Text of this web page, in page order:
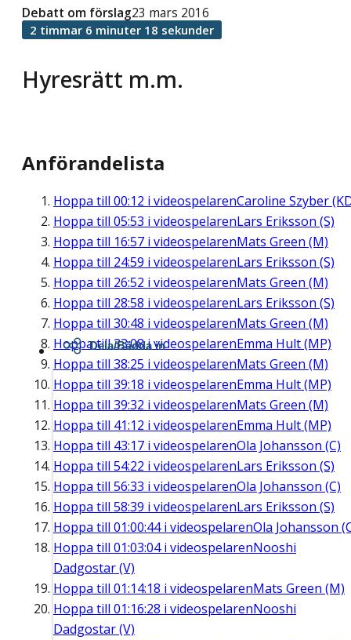
Hyresrätt m.m.
Debatt om förslag23 mars 2016
2 timmar 6 minuter 18 sekunder
Anförandelista
Hoppa till 00:12 i videospelarenCaroline Szyber
Hoppa till 05:53 i videospelarenLars Eriksson (S)
Hoppa till 16:57 i videospelarenMats Green (M)
Hoppa till 24:59 i videospelarenLars Eriksson (S)
Hoppa till 26:52 i videospelarenMats Green (M)
Hoppa till 28:58 i videospelarenLars Eriksson (S)
Hoppa till 30:48 i videospelarenMats Green (M)
Hoppa till33:08i videospelarenEmma Hult (MP)
Hoppa till 38:25 i videospelarenMats Green (M)
Hoppa till 39:18 i videospelarenEmma Hult (MP)
Hoppa till 39:32 i videospelarenMats Green (M)
Hoppa till 41:12 i videospelarenEmma Hult (MP)
Hoppa till 43:17 i videospelarenOla Johansson (C)
Hoppa till 54:22 i videospelarenLars Eriksson (S)
Hoppa till 56:33 i videospelarenOla Johansson (C)
Hoppa till 58:39 i videospelarenLars Eriksson (S)
Hoppa till 01:00:44i videospelarenOla Johansson
Hoppa till 01:03:04i videospelarenNooshi
Dadgostar (V)
Hoppa till 01:14:18 i videospelarenMats Green (M)
Hoppa till 01:16:28 i videospelarenNooshi
Dadgostar (V)
Dela/Bädda in